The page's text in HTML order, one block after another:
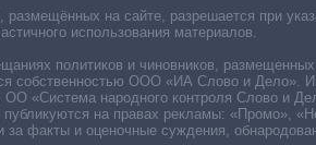
на сайте, разрешается при
использования материалов.
политиков и чиновников,
собственностью ООО «ИА Слово и Дело».
«Система народного контроля Слово и
на правах рекламы: «Промо»,
за факты и оценочные суждения,